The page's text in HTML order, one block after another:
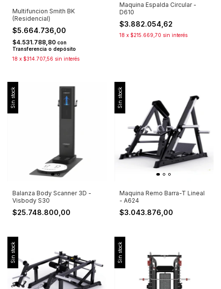
Multifuncion Smith BK
(Residencial)
$5.664.736,00
$4.531.788,80 con
Transferencia o depósito
18 x $314.707,56 sin interés
Maquina Espalda Circular -
D610
$3.882.054,62
18 x $215.669,70 sin interés
Sin stock
Balanza Body Scanner 3D -
Visbody S30
$25.748.800,00
Sin stock
Maquina Remo Barra-T Lineal
- A624
$3.043.876,00
Sin stock Sin stock